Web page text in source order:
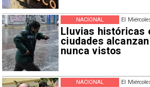
El
Lluvias históricas
ciudades
nunca vistos
NACIONAL
El
NACIONAL